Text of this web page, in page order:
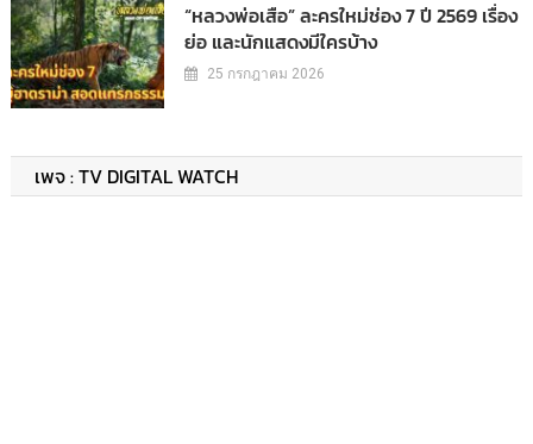
“หลวงพ่อเสือ” ละครใหม่ช่อง 7 ปี 2569 เรื่อง
ย่อ และนักแสดงมีใครบ้าง
25 กรกฎาคม 2026
เพจ : TV DIGITAL WATCH